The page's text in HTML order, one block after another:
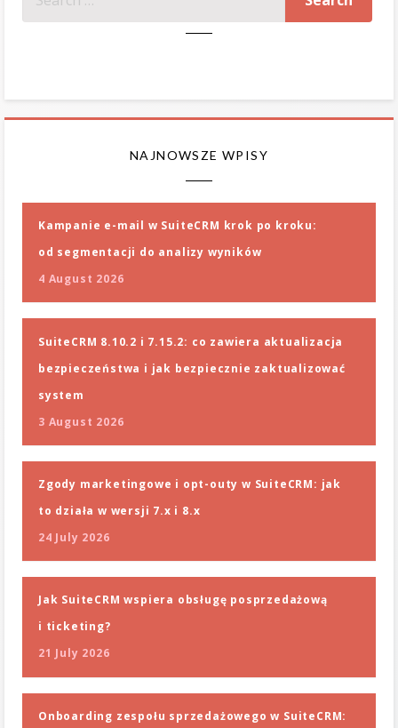
NAJNOWSZE WPISY
Kampanie e-mail w SuiteCRM krok po kroku:
od segmentacji do analizy wyników
4 August 2026
SuiteCRM 8.10.2 i 7.15.2: co zawiera aktualizacja
bezpieczeństwa i jak bezpiecznie zaktualizować
system
3 August 2026
Zgody marketingowe i opt-outy w SuiteCRM: jak
to działa w wersji 7.x i 8.x
24 July 2026
Jak SuiteCRM wspiera obsługę posprzedażową
i ticketing?
21 July 2026
Onboarding zespołu sprzedażowego w SuiteCRM: